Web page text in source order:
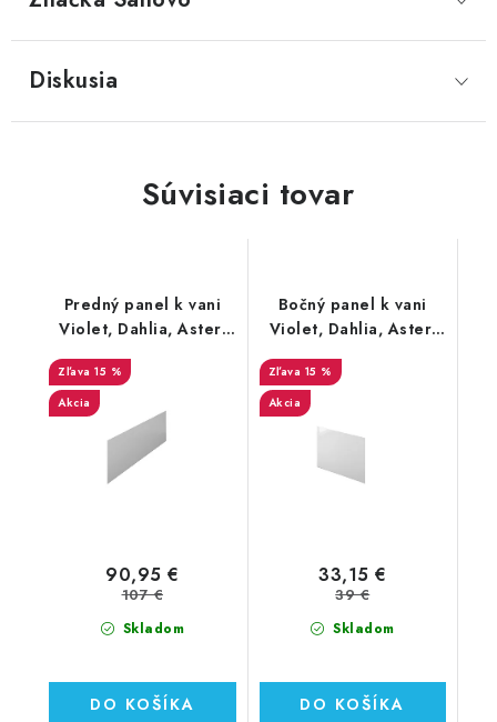
Diskusia
Súvisiaci tovar
Predný panel k vani
Violet, Dahlia, Aster,
Dior
15 %
Akcia
Skladom
90,95 €
107 €
DO KOŠÍKA
Bočný panel k vani
Violet, Dahlia, Aster,
Dior
15 %
Akcia
Skladom
33,15 €
39 €
DO KOŠÍKA